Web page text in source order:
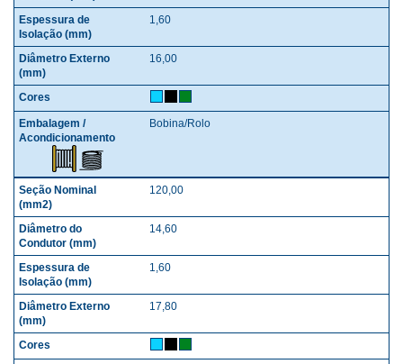
1,60
16,00
Bobina/Rolo
120,00
14,60
1,60
17,80